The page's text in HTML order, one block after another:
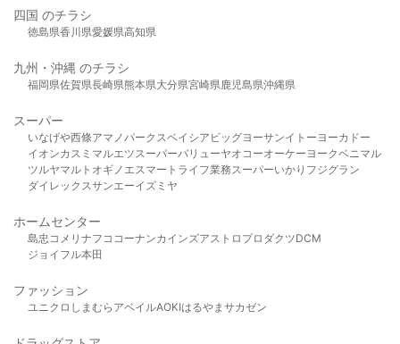
四国 のチラシ
徳島県香川県愛媛県高知県
九州・沖縄 のチラシ
福岡県佐賀県長崎県熊本県大分県宮崎県鹿児島県沖縄県
スーパー
いなげや西條アマノパークスベイシア ビッグヨーサンイトーヨーカドー
イオンカスミ マルエツスーパーバリューヤオコーオーケー ヨークベニマル
ツルヤマルト オギノ エスマート ライフ業務スーパーいかり フジグラン
ダイレックスサンエーイズミヤ
ホームセンター
島忠 コメリ ナフコ コーナンカインズアストロプロダクツDCM
ジョイフル本田
ファッション
ユニクロ しまむら アベイルAOKIはるやま サカゼン